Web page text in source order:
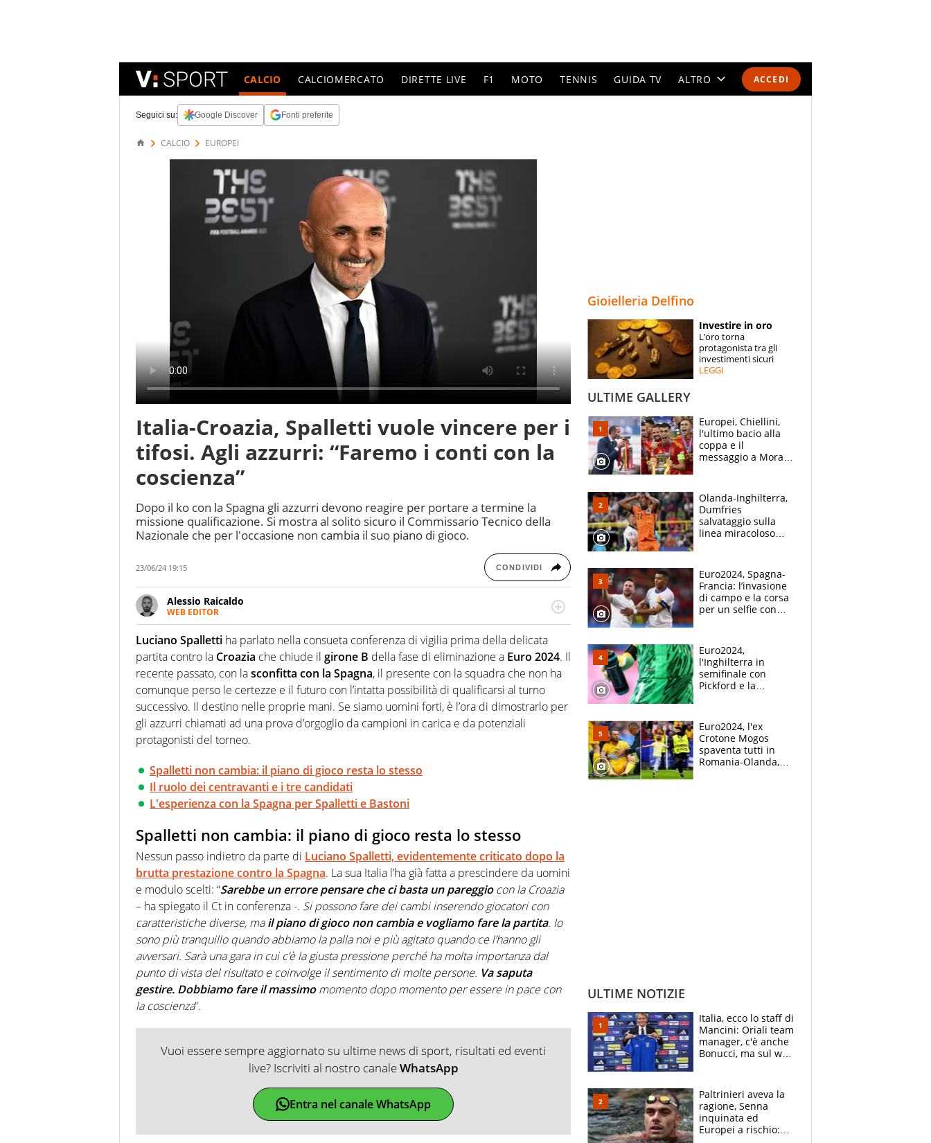
ACCEDI
CALCIO CALCIOMERCATO DIRETTE LIVE F1 MOTO TENNIS GUIDA TV ALTRO
SPECIALI
ESPERTI
Seguici su: Google Discover Fonti preferite
CALCIO EUROPEI
Italia-Croazia, Spalletti vuole vincere per i
tifosi. Agli azzurri: “Faremo i conti con la
coscienza”
Dopo il ko con la Spagna gli azzurri devono reagire per portare a termine la
missione qualificazione. Si mostra al solito sicuro il Commissario Tecnico della
Nazionale che per l'occasione non cambia il suo piano di gioco.
23/06/24 19:15 CONDIVIDI
Alessio Raicaldo
WEB EDITOR
Un figlio che si chiama Diego e la tesi di laurea sugli stadi di proprietà in Italia. Il calcio
quale filo conduttore irrinunciabile tra passione e professione. Per Virgilio Sport
indaga, approfondisce e scandaglia l'universo mondo dello sport per antonomasia
Luciano Spalletti ha parlato nella consueta conferenza di vigilia prima della delicata
partita contro la Croazia che chiude il girone B della fase di eliminazione a Euro 2024. Il
recente passato, con lasconfitta con la Spagna, il presente con la squadra che non ha
comunque perso le certezze e il futuro con l’intatta possibilità di qualificarsi al turno
successivo. Il destino nelle proprie mani. Se siamo uomini forti, è l’ora di dimostrarlo per
gli azzurri chiamati ad una prova d’orgoglio da campioni in carica e da potenziali
protagonisti del torneo.
Spalletti non cambia: il piano di gioco resta lo stesso
Il ruolo dei centravanti e i tre candidati
L'esperienza con la Spagna per Spalletti e Bastoni
Spalletti non cambia: il piano di gioco resta lo stesso
Nessun passo indietro da parte di Luciano Spalletti, evidentemente criticato dopo la
brutta prestazione contro la Spagna. La sua Italia l’ha già fatta a prescindere da uomini
e modulo scelti: “Sarebbe un errore pensare che ci basta un pareggiocon la Croazia
– ha spiegato il Ct in conferenza -. Si possono fare dei cambi inserendo giocatori con
caratteristiche diverse, mail piano di gioco non cambia e vogliamo fare la partita. Io
sono più tranquillo quando abbiamo la palla noi e più agitato quando ce l’hanno gli
avversari. Sarà una gara in cui c’è la giusta pressione perché ha molta importanza dal
punto di vista del risultato e coinvolge il sentimento di molte persone. Va saputa
gestire. Dobbiamo fare il massimomomento dopo momento per essere in pace con
la coscienza“.
Vuoi essere sempre aggiornato su ultime news di sport, risultati ed eventi
live? Iscriviti al nostro canaleWhatsApp
Entra nel canale WhatsApp
Gioielleria Delfino
Investire in oro
L’oro torna
protagonista tra gli
investimenti sicuri
LEGGI
ULTIME GALLERY
Europei, Chiellini,
l'ultimo bacio alla
coppa e il
messaggio a Morata
inglesi
Olanda-Inghilterra,
Dumfries
salvataggio sulla
linea miracoloso
montagne russe
Euro2024, Spagna-
Francia: l’invasione
di campo e la corsa
per un selfie con
Euro2024,
l'Inghilterra in
semifinale con
Pickford e la
tuffati a sinistra"
Euro2024, l'ex
Crotone Mogos
spaventa tutti in
Romania-Olanda,
ULTIME NOTIZIE
Italia, ecco lo staff di
Mancini: Oriali team
manager, c'è anche
Bonucci, ma sul web
Paltrinieri aveva la
ragione, Senna
inquinata ed
Europei a rischio: